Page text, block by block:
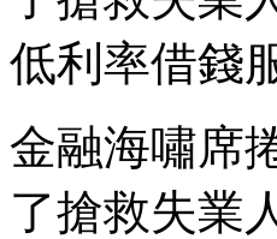
低利率借錢
金融海嘯席
了搶救失業